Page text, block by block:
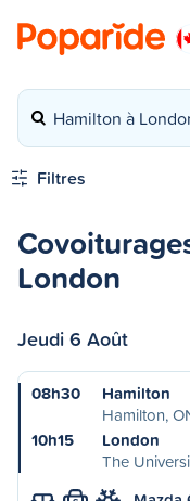
Hamilton à
Filtres
London
Jeudi 6 Août
08h30
Hamilton
Hamilton,
10h15
London
The